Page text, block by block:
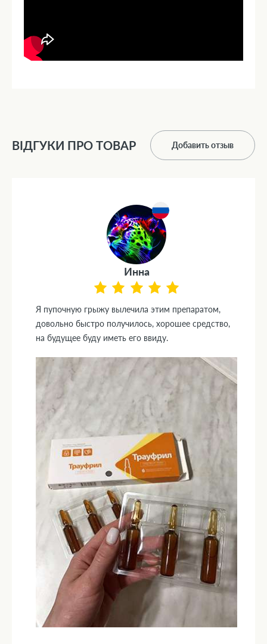
ВІДГУКИ ПРО ТОВАР Добавить отзыв
Инна
Я пупочную грыжу вылечила этим препаратом,
довольно быстро получилось, хорошее средство,
на будущее буду иметь его ввиду.